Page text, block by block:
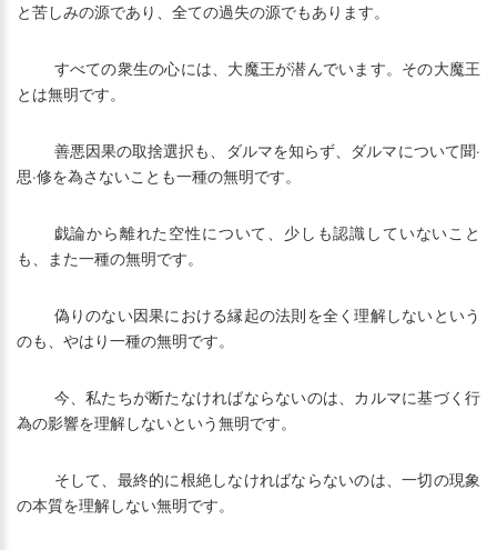
と苦しみの源であり、全ての過失の源でもあります。
すべての衆生の心には、大魔王が潜んでいます。その大魔王
とは無明です。
善悪因果の取捨選択も、ダルマを知らず、ダルマについて聞·
思·修を為さないことも一種の無明です。
戯論から離れた空性について、少しも認識していないこと
も、また一種の無明です。
偽りのない因果における縁起の法則を全く理解しないという
のも、やはり一種の無明です。
今、私たちが断たなければならないのは、カルマに基づく行
為の影響を理解しないという無明です。
そして、最終的に根絶しなければならないのは、一切の現象
の本質を理解しない無明です。